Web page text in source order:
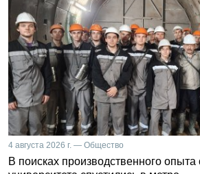
4 августа 2026 г. — Общество
В поисках производственного опыта